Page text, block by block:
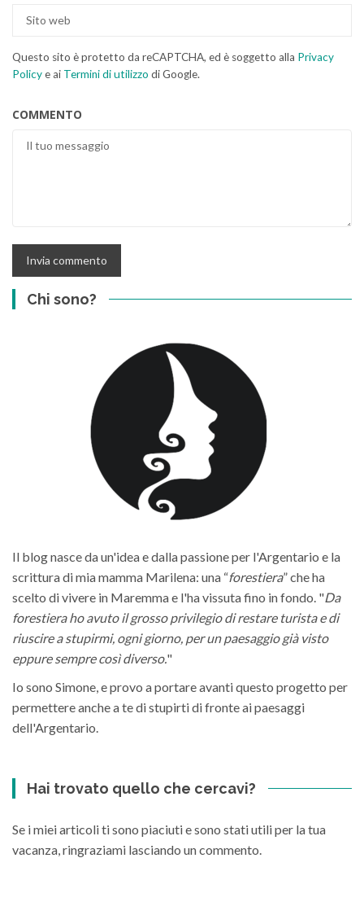
Questo sito è protetto da reCAPTCHA, ed è soggetto alla Privacy
Policye ai Termini di utilizzo di Google.
COMMENTO
Chi sono?
Il blog nasce da un'idea e dalla passione per l'Argentario e la
scrittura di mia mamma Marilena: una “forestiera” che ha
scelto di vivere in Maremma e l'ha vissuta fino in fondo. "Da
forestiera ho avuto il grosso privilegio di restare turista e di
riuscire a stupirmi, ogni giorno, per un paesaggio già visto
eppure sempre così diverso."
Io sono Simone, e provo a portare avanti questo progetto per
permettere anche a te di stupirti di fronte ai paesaggi
dell'Argentario.
Hai trovato quello che cercavi?
Se i miei articoli ti sono piaciuti e sono stati utili per la tua
vacanza, ringraziami lasciando un commento.